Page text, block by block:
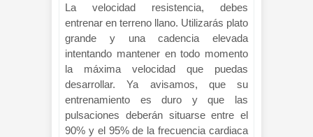
La velocidad resistencia, debes
entrenar en terreno llano. Utilizarás plato
grande y una cadencia elevada
intentando mantener en todo momento
la máxima velocidad que puedas
desarrollar. Ya avisamos, que su
entrenamiento es duro y que las
pulsaciones deberán situarse entre el
90% y el 95% de la frecuencia cardiaca